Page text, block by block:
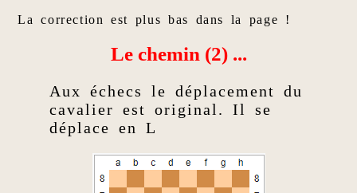
La correction est plus bas dans la page !
Le chemin (2) ...
Aux échecs le déplacement du
cavalier est original. Il se
déplace en L